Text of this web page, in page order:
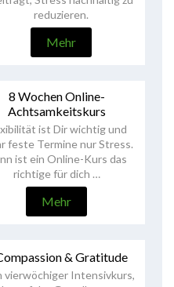
reduzieren.
Mehr
8 Wochen Online-
Achtsamkeitskurs
ist Dir wichtig und
feste Termine nur Stress.
ist ein Online-Kurs das
richtige für dich …
Mehr
& Gratitude
vierwöchiger Intensivkurs,